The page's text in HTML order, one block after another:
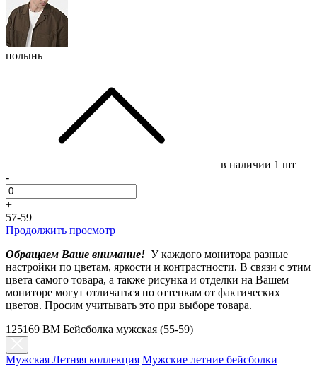
полынь
в наличии 1 шт
-
+
57-59
Продолжить просмотр
Обращаем Ваше внимание! У каждого монитора разные
настройки по цветам, яркости и контрастности. В связи с этим
цвета самого товара, а также рисунка и отделки на Вашем
мониторе могут отличаться по оттенкам от фактических
цветов. Просим учитывать это при выборе товара.
125169 BM Бейсболка мужская (55-59)
Мужская Летняя коллекция Мужские летние бейсболки